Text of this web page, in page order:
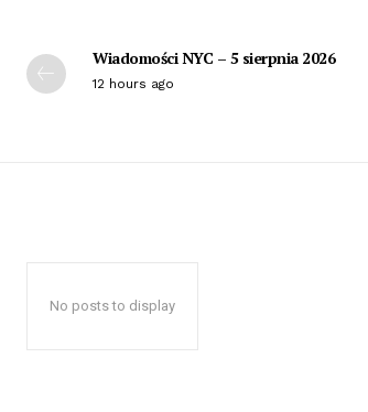
Wiadomości NYC – 5 sierpnia 2026
12 hours ago
No posts to display